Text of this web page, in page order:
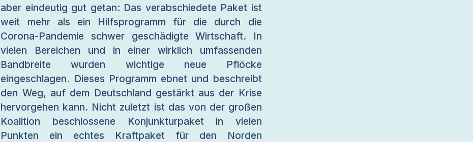
aber eindeutig gut getan: Das verabschiedete Paket ist
weit mehr als ein Hilfsprogramm für die durch die
Corona-Pandemie schwer geschädigte Wirtschaft. In
vielen Bereichen und in einer wirklich umfassenden
Bandbreite wurden wichtige neue Pflöcke
eingeschlagen. Dieses Programm ebnet und beschreibt
den Weg, auf dem Deutschland gestärkt aus der Krise
hervorgehen kann. Nicht zuletzt ist das von der großen
Koalition beschlossene Konjunkturpaket in vielen
Punkten ein echtes Kraftpaket für den Norden